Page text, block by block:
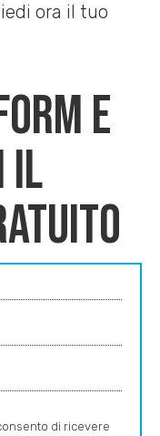
ora il tuo
e
il
di ricevere